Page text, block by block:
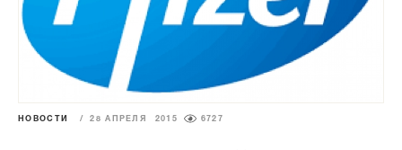
НОВОСТИ / 28 АПРЕЛЯ 2015 6727